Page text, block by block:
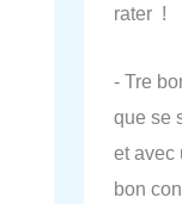
rater !
- Tre
que se
et avec
bon